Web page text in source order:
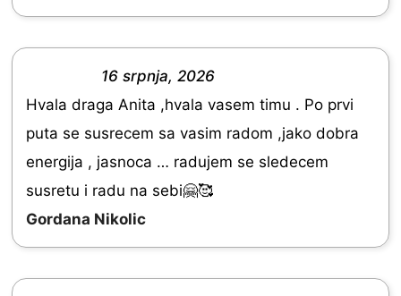
5
.
o
u
t
o
f
5
e
16 srpnja, 2026
Hvala draga Anita ,hvala vasem timu . Po prvi
puta se susrecem sa vasim radom ,jako dobra
energija , jasnoca … radujem se sledecem
susretu i radu na sebi🤗🥰
Gordana Nikolic